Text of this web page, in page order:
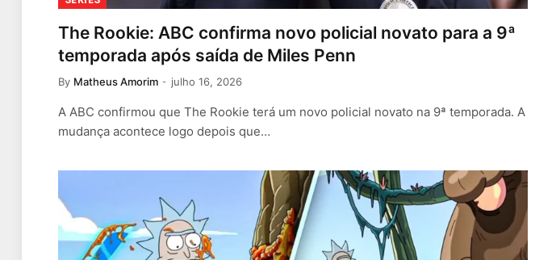
The Rookie: ABC confirma novo policial novato para a 9ª
temporada após saída de Miles Penn
By Matheus Amorim julho 16, 2026
A ABC confirmou que The Rookie terá um novo policial novato na 9ª temporada. A
mudança acontece logo depois que…